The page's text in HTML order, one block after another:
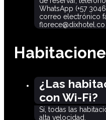
WhatsApp (+57
correo electrónico
florece@dixhotel.co
¿Las
con Wi-Fi?
Sí, todas las
alta velocidad.